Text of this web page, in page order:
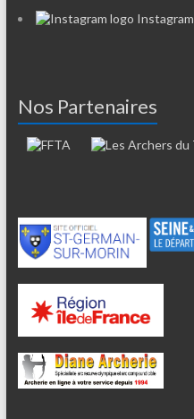
Instagram
Nos Partenaires